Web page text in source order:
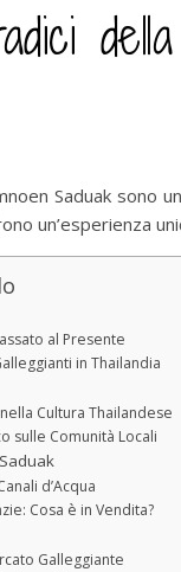
Saduak sono
un’esperienza
al Presente
in Thailandia
Cultura Thailandese
sulle Comunità Locali
d’Acqua
Cosa è in Vendita?
Galleggiante